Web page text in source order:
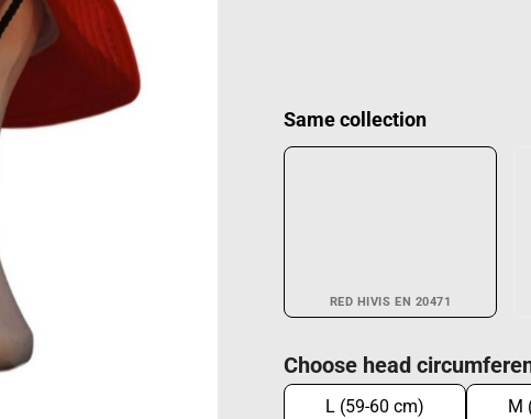
Same collection
RED HIVIS EN 20471
Choose head
L (59-60 cm) M